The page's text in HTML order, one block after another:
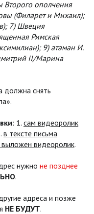
Второго ополчения
(Филарет и Михаил);
7) Швеция
Римская
9) атаман И.
II/Марина
должна снять
: 1. сам видеоролик
в тексте письма
выложен видеоролик.
нужно не позднее
.
адреса и позже
НЕ БУДУТ.